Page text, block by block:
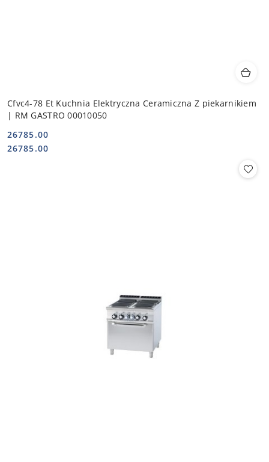
Cfvc4-78 Et Kuchnia Elektryczna Ceramiczna Z piekarnikiem
| RM GASTRO 00010050
Cena:
26785.00
Cena:
26785.00